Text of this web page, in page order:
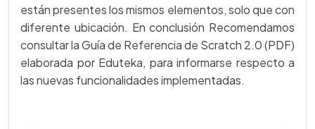
están presentes los mismos elementos, solo que con
diferente ubicación. En conclusión Recomendamos
consultar la Guía de Referencia de Scratch 2.0 (PDF)
elaborada por Eduteka, para informarse respecto a
las nuevas funcionalidades implementadas.